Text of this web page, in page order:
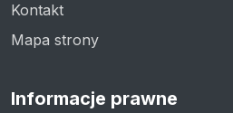
Kontakt
Mapa strony
Informacje prawne